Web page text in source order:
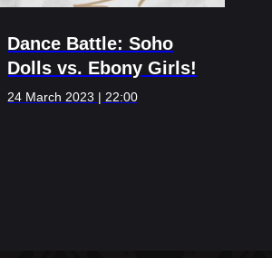
Dance Battle: Soho
Dolls vs. Ebony Girls!
24 March 2023 | 22:00